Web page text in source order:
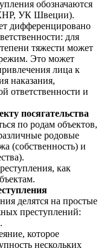
обозначаются
УК Швеции).
дифференцировано
для
тяжести может
Это может
лица к
наказания,
ответственности и
посягательства
по родам объектов,
родовые
(собственность) и
как
делятся на простые
преступлений:
которое
нескольких